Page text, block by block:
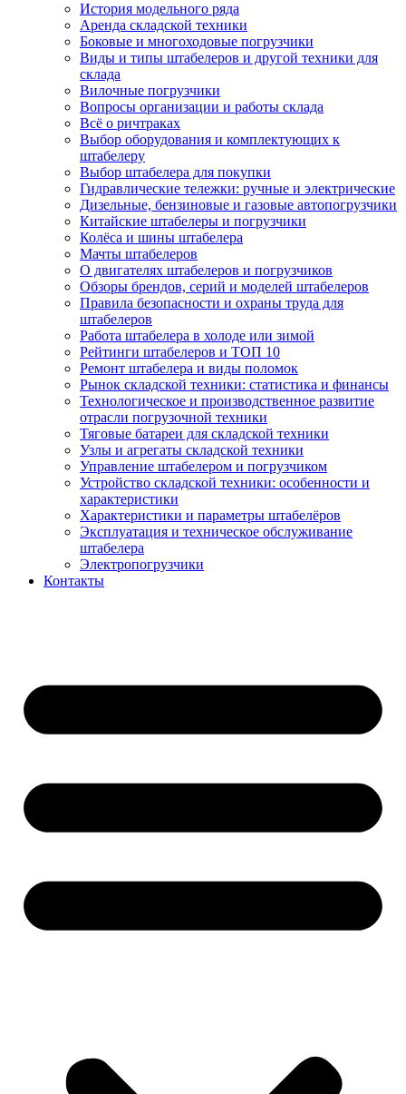
История модельного ряда
Аренда складской техники
Боковые и многоходовые погрузчики
Виды и типы штабелеров и другой техники для
склада
Вилочные погрузчики
Вопросы организации и работы склада
Всё о ричтраках
Выбор оборудования и комплектующих к
штабелеру
Выбор штабелера для покупки
Гидравлические тележки: ручные и электрические
Дизельные, бензиновые и газовые автопогрузчики
Китайские штабелеры и погрузчики
Колёса и шины штабелера
Мачты штабелеров
О двигателях штабелеров и погрузчиков
Обзоры брендов, серий и моделей штабелеров
Правила безопасности и охраны труда для
штабелеров
Работа штабелера в холоде или зимой
Рейтинги штабелеров и ТОП 10
Ремонт штабелера и виды поломок
Рынок складской техники: статистика и финансы
Технологическое и производственное развитие
отрасли погрузочной техники
Тяговые батареи для складской техники
Узлы и агрегаты складской техники
Управление штабелером и погрузчиком
Устройство складской техники: особенности и
характеристики
Характеристики и параметры штабелёров
Эксплуатация и техническое обслуживание
штабелера
Электропогрузчики
Контакты